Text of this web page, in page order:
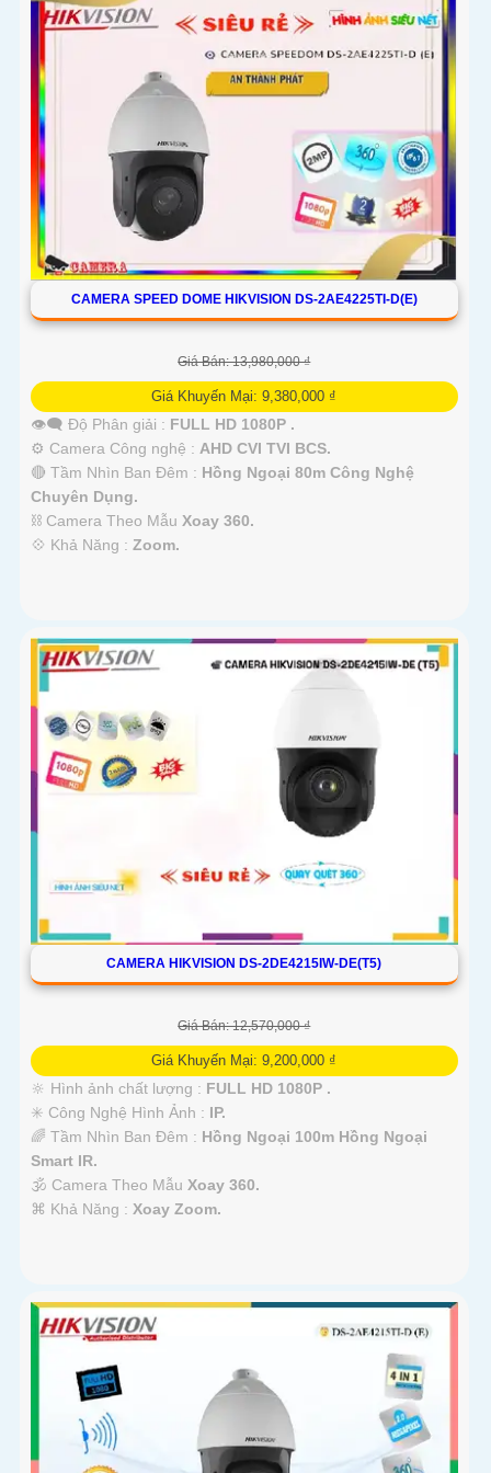
CAMERA SPEED DOME HIKVISION DS-2AE4225TI-D(E)
Giá Bán: 13,980,000 ₫
Giá Khuyến Mại: 9,380,000 ₫
👁️‍🗨 Độ Phân giải : FULL HD 1080P .
⚙ Camera Công nghệ : AHD CVI TVI BCS.
🔴 Tầm Nhìn Ban Đêm : Hồng Ngoại 80m Công Nghệ
Chuyên Dụng.
⛓ Camera Theo Mẫu Xoay 360.
️💠 Khả Năng : Zoom.
CAMERA HIKVISION DS-2DE4215IW-DE(T5)
Giá Bán: 12,570,000 ₫
Giá Khuyến Mại: 9,200,000 ₫
🔆 Hình ảnh chất lượng : FULL HD 1080P .
✳️ Công Nghệ Hình Ảnh : IP.
🌈 Tầm Nhìn Ban Đêm : Hồng Ngoại 100m Hồng Ngoại
Smart IR.
🕉️ Camera Theo Mẫu Xoay 360.
️⌘ Khả Năng : Xoay Zoom.